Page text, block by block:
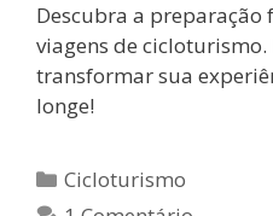
Descubra a preparação
viagens de
transformar sua
longe!
Categorias
Cicloturismo